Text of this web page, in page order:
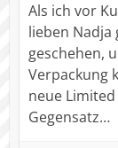
Als ich vor
lieben Nadja
geschehen,
Verpackung
neue
Gegensatz…